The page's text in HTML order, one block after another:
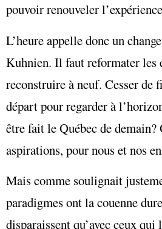
pouvoir renouveler
L’heure appelle donc un
Kuhnien. Il faut reformater les
reconstruire à neuf. Cesser de
départ pour regarder à
être fait le Québec de demain?
aspirations, pour nous et nos
Mais comme soulignait
paradigmes ont la couenne
disparaissent qu’avec ceux